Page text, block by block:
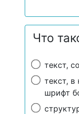
Что
текст,
текст, в
шрифт